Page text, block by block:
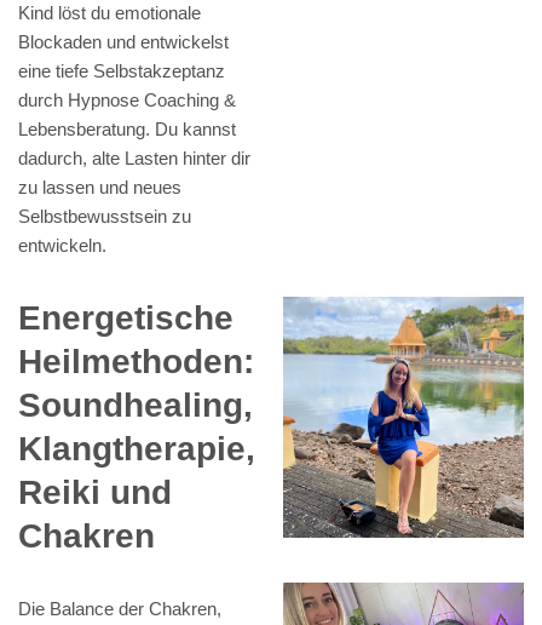
Kind löst du emotionale
Blockaden und entwickelst
eine tiefe Selbstakzeptanz
durch Hypnose Coaching &
Lebensberatung. Du kannst
dadurch, alte Lasten hinter dir
zu lassen und neues
Selbstbewusstsein zu
entwickeln.
Energetische
Heilmethoden:
Soundhealing,
Klangtherapie,
Reiki und
Chakren
Die Balance der Chakren,